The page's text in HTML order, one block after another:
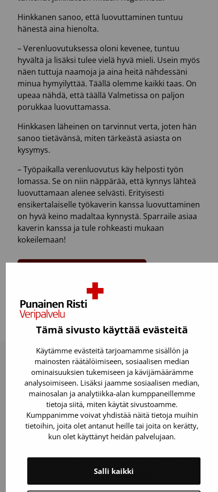
Tämä sivusto käyttää evästeitä
Käytämme evästeitä tarjoamamme sisällön ja
mainosten räätälöimiseen, sosiaalisen median
ominaisuuksien tukemiseen ja kävijämäärämme
analysoimiseen. Lisäksi jaamme sosiaalisen median,
mainosalan ja analytiikka-alan kumppaneillemme
tietoja siitä, miten käytät sivustoamme.
Kumppanimme voivat yhdistää näitä tietoja muihin
tietoihin, joita olet antanut heille tai joita on kerätty,
kun olet käyttänyt heidän palvelujaan.
Salli kaikki
Hinkkanen sanoo, että luovuttaminen tuntuu
hänestä aina hienolta.
– Verenluovutuksessa oloni kevenee, tuntuu
hyvältä ja lisäksi tulee vielä hyvä mieli. Usein myös
näen tuttuja naamoja ja aina heitä nähdessäni
minua hymyilyttää. Täällä olemme kaikki taas. On
upeaa nähdä, että täällä Valmetissa on paljon
porukkaa luovuttamassa.
Hinkkasen läheinen on tarvinnut verta, joten hän
sanoo tietävänsä, miten tärkeästä asiasta on
kysymys.
– Työpaikalla verenluovutus käy helposti työn
lomassa. Se on niin näppärää, että kynnys lähteä
luovuttamaan alenee selvästi. Erityisesti
ensikertalaiselle työkaverin kanssa luovuttaminen
on hyvä keino madaltaa kynnystä. Sparraile asiaa
kaverin kanssa ja tule rohkeasti mukaan
kokeilemaan!
Viimeksi päivitetty: 13.02.2025
Lue myös